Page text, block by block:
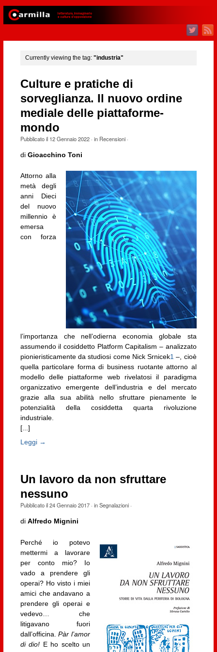
Currently viewing the tag: "industria"
Culture e pratiche di
sorveglianza. Il nuovo ordine
mediale delle piattaforme-
mondo
Pubblicato il 12 Gennaio 2022· in Recensioni·
di Gioacchino Toni
Attorno alla
metà degli
anni Dieci
del nuovo
millennio è
emersa
con forza
l’importanza che nell’odierna economia globale sta
assumendo il cosiddetto Platform Capitalism – analizzato
pionieristicamente da studiosi come Nick Srnicek1 –, cioè
quella particolare forma di business ruotante attorno al
modello delle piattaforme web rivelatosi il paradigma
organizzativo emergente dell’industria e del mercato
grazie alla sua abilità nello sfruttare pienamente le
potenzialità della cosiddetta quarta rivoluzione
industriale.
[...]
Leggi →
Un lavoro da non sfruttare
nessuno
Pubblicato il24 Gennaio 2017· inSegnalazioni·
di Alfredo Mignini
Perché io potevo
mettermi a lavorare
per conto mio? Io
vado a prendere gli
operai? Ho visto i miei
amici che andavano a
prendere gli operai e
vedevo… che
litigavano fuori
dall’officina.Pàr l’amor
di dio! E ho scelto un